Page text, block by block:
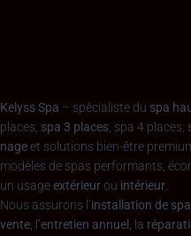
Kelyss Spa – spécialiste du spa
places, spa 3 places, spa 4 places,
nageet solutions bien-être
modèles de spas performants,
un usageextérieurou intérieur.
Nous assurons l’installation de spa
vente, l’entretien annuel , la